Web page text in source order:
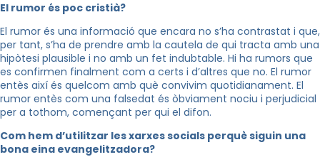
El rumor és poc cristià?
El rumor és una informació que encara no s’ha contrastat i que,
per tant, s’ha de prendre amb la cautela de qui tracta amb una
hipòtesi plausible i no amb un fet indubtable. Hi ha rumors que
es confirmen finalment com a certs i d’altres que no. El rumor
entès així és quelcom amb què convivim quotidianament. El
rumor entès com una falsedat és òbviament nociu i perjudicial
per a tothom, començant per qui el difon.
Com hem d’utilitzar les xarxes socials perquè siguin una
bona eina evangelitzadora?